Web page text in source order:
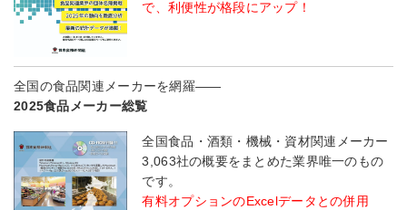
で、利便性が格段にアップ！
全国の食品関連メーカーを網羅――
2025食品メーカー総覧
全国食品・酒類・機械・資材関連メーカー
3,063社の概要をまとめた業界唯一のもの
です。
有料オプションのExcelデータとの併用